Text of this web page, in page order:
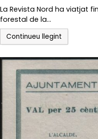
La Revista Nord ha viatjat
forestal de la…
Continueu llegint